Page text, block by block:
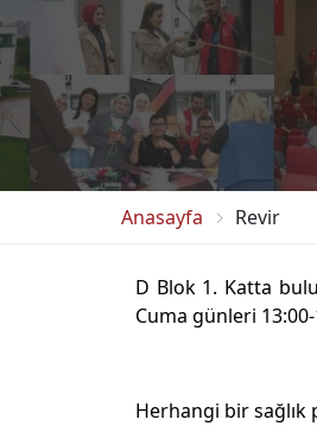
Anasayfa Revir
D Blok 1. Katta
Cuma günleri
Herhangi bir